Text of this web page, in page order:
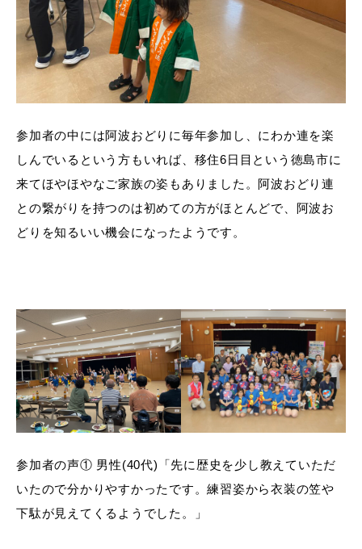
参加者の中には阿波おどりに毎年参加し、にわか連を楽
しんでいるという方もいれば、移住6日目という徳島市に
来てほやほやなご家族の姿もありました。阿波おどり連
との繋がりを持つのは初めての方がほとんどで、阿波お
どりを知るいい機会になったようです。
参加者の声① 男性(40代)「先に歴史を少し教えていただ
いたので分かりやすかったです。練習姿から衣装の笠や
下駄が見えてくるようでした。」